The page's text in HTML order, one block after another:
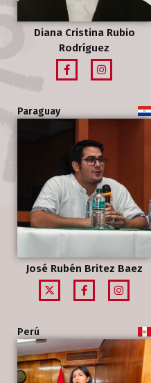
Diana Cristina Rubio
Rodríguez
Paraguay
José Rubén Britez Baez
Perú